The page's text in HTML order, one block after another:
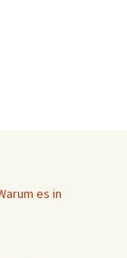
es in